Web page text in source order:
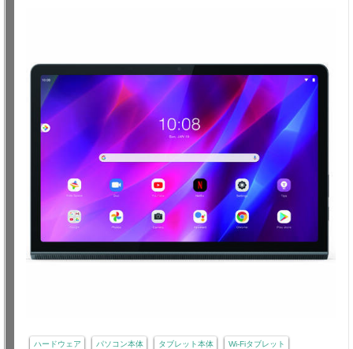
ハードウェア パソコン本体 タブレット本体 Wi-Fiタブレット